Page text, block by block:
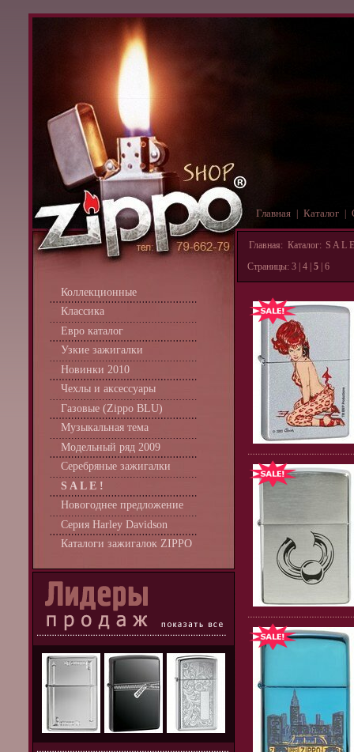
Главная Каталог
Коллекционные
Классика
Евро каталог
Узкие зажигалки
Новинки 2010
Чехлы и аксессуары
Газовые (Zippo BLU)
Музыкальная тема
Модельный ряд 2009
Серебряные зажигалки
S A L E !
Новогоднее предложение
Серия Harley Davidson
Каталоги зажигалок ZIPPO
Главная: Каталог: S A L
Страницы: 3 4 5 6